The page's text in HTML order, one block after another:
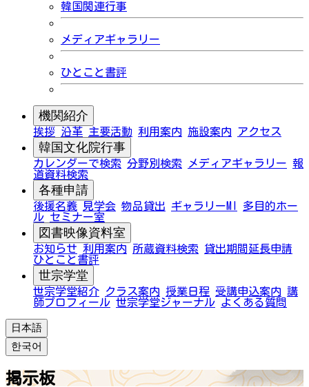
韓国関連行事
メディアギャラリー
ひとこと書評
機関紹介
挨拶 沿革 主要活動 利用案内 施設案内 アクセス
韓国文化院行事
カレンダーで検索 分野別検索 メディアギャラリー 報
道資料検索
各種申請
後援名義 見学会 物品貸出 ギャラリーMI
多目的ホー
ル セミナー室
図書映像資料室
お知らせ 利用案内 所蔵資料検索
貸出期間延長申請
ひとこと書評
世宗学堂
世宗学堂紹介 クラス案内 授業日程 受講申込案内 講
師プロフィール 世宗学堂ジャーナル よくある質問
日本語
한국어
掲示板